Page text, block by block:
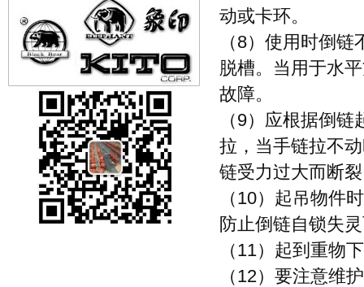
动或卡环。
（8）使用时倒
脱槽。当用于水
故障。
（9）应根据倒
拉，当手链拉不
链受力过大而断
（10）起吊物件
防止倒链自锁失
（11）起到重物
（12）要注意维